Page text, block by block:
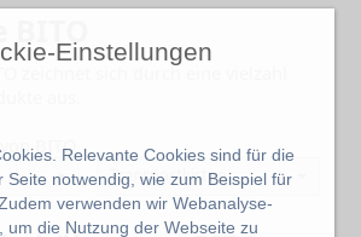
Einstellungen
Relevante Cookies sind für die
Seite notwendig, wie zum Beispiel für
verwenden wir Webanalyse-
um die Nutzung der Webseite zu
zeichnet sich durch eine vielzahl
BITO
Transportkisten, Lagerbehälter